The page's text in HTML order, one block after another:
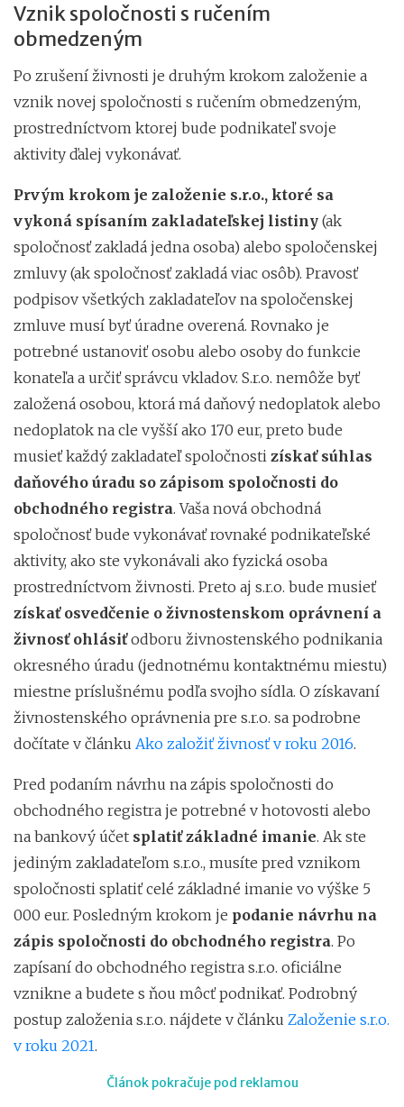
Vznik spoločnosti s ručením
obmedzeným
Po zrušení živnosti je druhým krokom založenie a
vznik novej spoločnosti s ručením obmedzeným,
prostredníctvom ktorej bude podnikateľ svoje
aktivity ďalej vykonávať.
Prvým krokom je založenie s.r.o., ktoré sa
vykoná spísaním zakladateľskej listiny (ak
spoločnosť zakladá jedna osoba) alebo spoločenskej
zmluvy (ak spoločnosť zakladá viac osôb). Pravosť
podpisov všetkých zakladateľov na spoločenskej
zmluve musí byť úradne overená. Rovnako je
potrebné ustanoviť osobu alebo osoby do funkcie
konateľa a určiť správcu vkladov. S.r.o. nemôže byť
založená osobou, ktorá má daňový nedoplatok alebo
nedoplatok na cle vyšší ako 170 eur, preto bude
musieť každý zakladateľ spoločnosti získať súhlas
daňového úradu so zápisom spoločnosti do
obchodného registra. Vaša nová obchodná
spoločnosť bude vykonávať rovnaké podnikateľské
aktivity, ako ste vykonávali ako fyzická osoba
prostredníctvom živnosti. Preto aj s.r.o. bude musieť
získať osvedčenie o živnostenskom oprávnení a
živnosť ohlásiťodboru živnostenského podnikania
okresného úradu (jednotnému kontaktnému miestu)
miestne príslušnému podľa svojho sídla. O získavaní
živnostenského oprávnenia pre s.r.o. sa podrobne
dočítate v článku Ako založiť živnosť v roku 2016.
Pred podaním návrhu na zápis spoločnosti do
obchodného registra je potrebné v hotovosti alebo
na bankový účet splatiť základné imanie. Ak ste
jediným zakladateľom s.r.o., musíte pred vznikom
spoločnosti splatiť celé základné imanie vo výške 5
000 eur. Posledným krokom je podanie návrhu na
zápis spoločnosti do obchodného registra. Po
zapísaní do obchodného registra s.r.o. oficiálne
vznikne a budete s ňou môcť podnikať. Podrobný
postup založenia s.r.o. nájdete v článku Založenie s.r.o.
v roku 2021.
Článok pokračuje pod reklamou